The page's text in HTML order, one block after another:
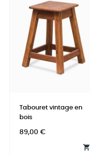
Tabouret vintage en
bois
Prix
89,00 €
